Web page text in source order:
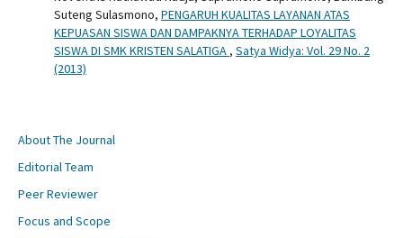
Suteng Sulasmono, PENGARUH KUALITAS LAYANAN ATAS
KEPUASAN SISWA DAN DAMPAKNYA TERHADAP LOYALITAS
SISWA DI SMK KRISTEN SALATIGA , Satya Widya: Vol. 29 No. 2
(2013)
About The Journal
Editorial Team
Peer Reviewer
Focus and Scope